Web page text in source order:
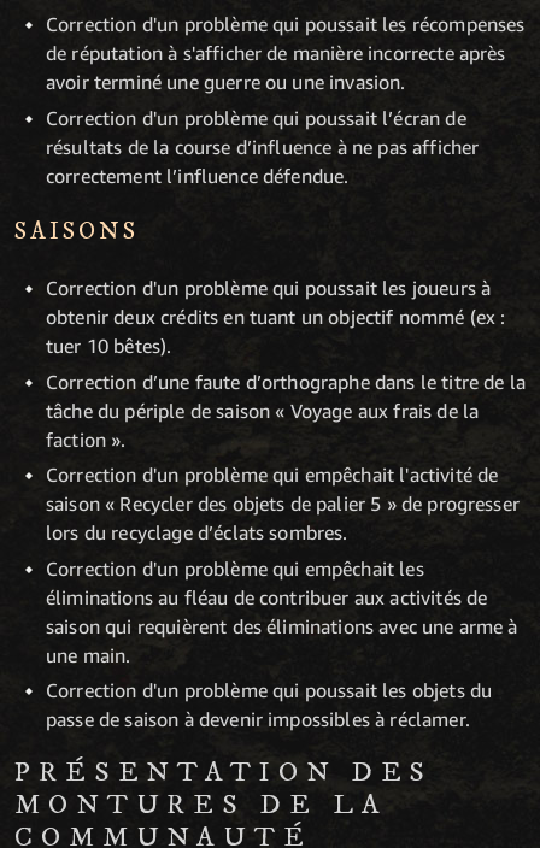
Correction d'un problème qui poussait les récompenses
de réputation à s'afficher de manière incorrecte après
avoir terminé une guerre ou une invasion.
Correction d'un problème qui poussait l’écran de
résultats de la course d’influence à ne pas afficher
correctement l’influence défendue.
SAISONS
Correction d'un problème qui poussait les joueurs à
obtenir deux crédits en tuant un objectif nommé (ex :
tuer 10 bêtes).
Correction d’une faute d’orthographe dans le titre de la
tâche du périple de saison « Voyage aux frais de la
faction ».
Correction d'un problème qui empêchait l'activité de
saison « Recycler des objets de palier 5 » de progresser
lors du recyclage d’éclats sombres.
Correction d'un problème qui empêchait les
éliminations au fléau de contribuer aux activités de
saison qui requièrent des éliminations avec une arme à
une main.
Correction d'un problème qui poussait les objets du
passe de saison à devenir impossibles à réclamer.
PRÉSENTATION DES
MONTURES DE LA
COMMUNAUTÉ